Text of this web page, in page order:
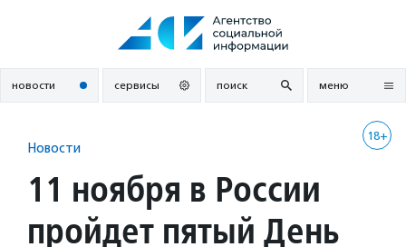
новости сервисы поиск меню
18+
Новости
11 ноября в России
пройдет пятый День